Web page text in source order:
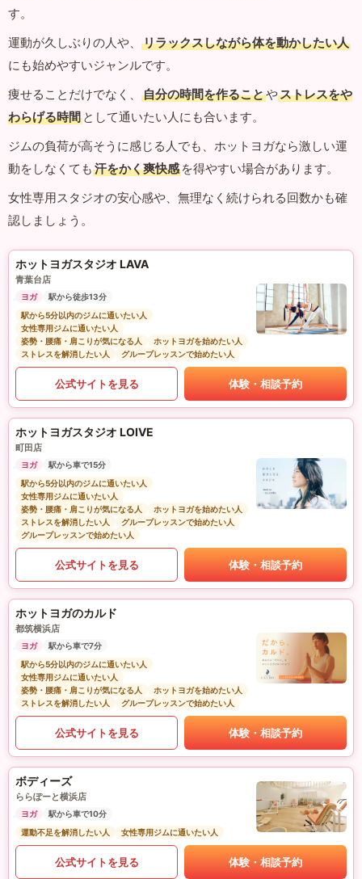
す。
運動が久しぶりの人や、
リラックスしながら体を動かしたい人
にも始めやすいジャンルです。
痩せることだけでなく、
自分の時間を作ることやストレスをや
わらげる時間 として通いたい人にも合います。
ジムの負荷が高そうに感じる人でも、ホットヨガなら激しい運
動をしなくても 汗をかく爽快感 を得やすい場合があります。
女性専用スタジオの安心感や、無理なく続けられる回数かも確
認しましょう。
ホットヨガスタジオ LAVA
青葉台店
ヨガ
駅から徒歩13分
駅から5分以内のジムに通いたい人
女性専用ジムに通いたい人
姿勢・腰痛・肩こりが気になる人
ホットヨガを始めたい人
ストレスを解消したい人
グループレッスンで始めたい人
公式サイトを見る 体験・相談予約
ホットヨガスタジオ LOIVE
町田店
ヨガ
駅から車で15分
駅から5分以内のジムに通いたい人
女性専用ジムに通いたい人
姿勢・腰痛・肩こりが気になる人
ホットヨガを始めたい人
ストレスを解消したい人
グループレッスンで始めたい人
グループレッスンで始めたい人
公式サイトを見る 体験・相談予約
ホットヨガのカルド
都筑横浜店
ヨガ
駅から車で7分
駅から5分以内のジムに通いたい人
女性専用ジムに通いたい人
姿勢・腰痛・肩こりが気になる人
ホットヨガを始めたい人
ストレスを解消したい人
グループレッスンで始めたい人
公式サイトを見る 体験・相談予約
ボディーズ
ららぽーと横浜店
ヨガ
駅から車で10分
運動不足を解消したい人
女性専用ジムに通いたい人
公式サイトを見る 体験・相談予約